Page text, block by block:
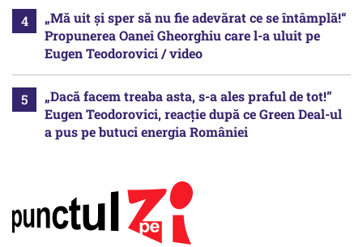
„Mă uit și sper să nu fie adevărat ce se întâmplă!“
Propunerea Oanei Gheorghiu care l-a uluit pe
Eugen Teodorovici / video
„Dacă facem treaba asta, s-a ales praful de tot!”
Eugen Teodorovici, reacție după ce Green Deal-ul
a pus pe butuci energia României